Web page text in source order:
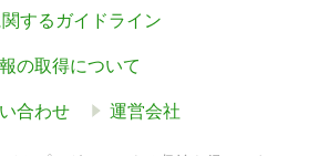
するガイドライン
の取得について
合わせ 運営会社